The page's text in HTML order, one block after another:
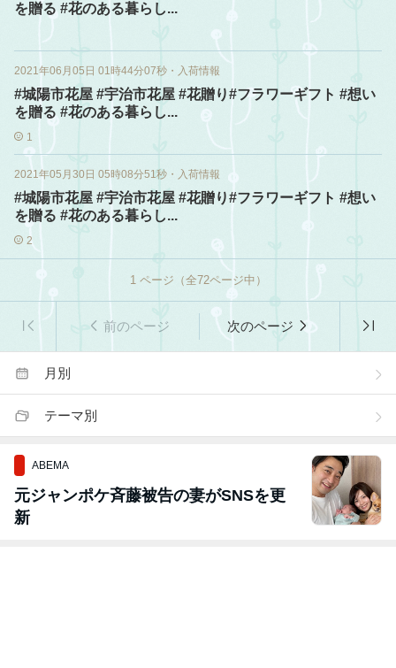
を贈る #花のある暮らし...
2021年06月05日 01時44分07秒 ・ 入荷情報
#城陽市花屋 #宇治市花屋 #花贈り#フラワーギフト #想い
を贈る #花のある暮らし...
1
2021年05月30日 05時08分51秒 ・ 入荷情報
#城陽市花屋 #宇治市花屋 #花贈り#フラワーギフト #想い
を贈る #花のある暮らし...
2
1ページ（全72ページ中）
前のページ 次のページ
月別
テーマ別
ABEMA
元ジャンポケ斉藤被告の妻がSNSを更
新